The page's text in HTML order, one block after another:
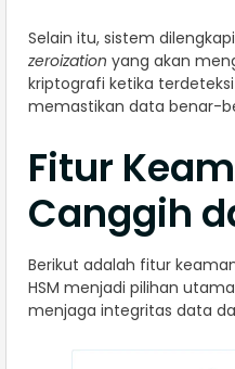
Selain itu, sistem
zeroization yang akan
kriptografi ketika
memastikan data benar-
Fitur
Canggih
Berikut adalah fitur
HSM menjadi pilihan
menjaga integritas data